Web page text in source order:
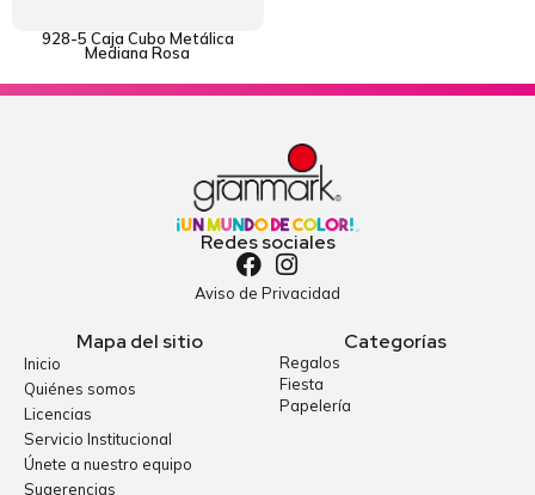
928-5 Caja Cubo Metálica
Mediana Rosa
Redes sociales
Aviso de Privacidad
Mapa del sitio
Inicio
Quiénes somos
Licencias
Servicio Institucional
Únete a nuestro equipo
Sugerencias
Categorías
Regalos
Fiesta
Papelería